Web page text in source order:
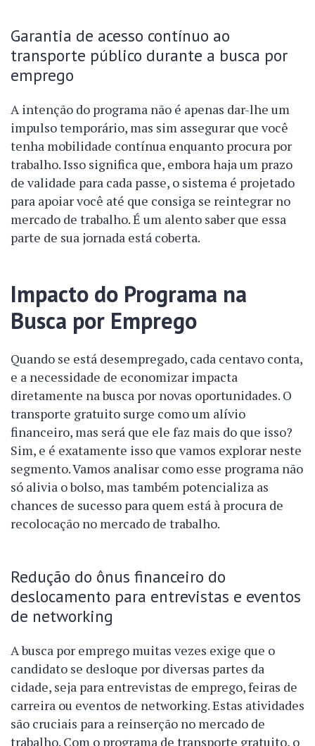
Garantia de acesso contínuo ao
transporte público durante a busca por
emprego
A intenção do programa não é apenas dar-lhe um
impulso temporário, mas sim assegurar que você
tenha mobilidade contínua enquanto procura por
trabalho. Isso significa que, embora haja um prazo
de validade para cada passe, o sistema é projetado
para apoiar você até que consiga se reintegrar no
mercado de trabalho. É um alento saber que essa
parte de sua jornada está coberta.
Impacto do Programa na
Busca por Emprego
Quando se está desempregado, cada centavo conta,
e a necessidade de economizar impacta
diretamente na busca por novas oportunidades. O
transporte gratuito surge como um alívio
financeiro, mas será que ele faz mais do que isso?
Sim, e é exatamente isso que vamos explorar neste
segmento. Vamos analisar como esse programa não
só alivia o bolso, mas também potencializa as
chances de sucesso para quem está à procura de
recolocação no mercado de trabalho.
Redução do ônus financeiro do
deslocamento para entrevistas e eventos
de networking
A busca por emprego muitas vezes exige que o
candidato se desloque por diversas partes da
cidade, seja para entrevistas de emprego, feiras de
carreira ou eventos de networking. Estas atividades
são cruciais para a reinserção no mercado de
trabalho. Com o programa de transporte gratuito, o